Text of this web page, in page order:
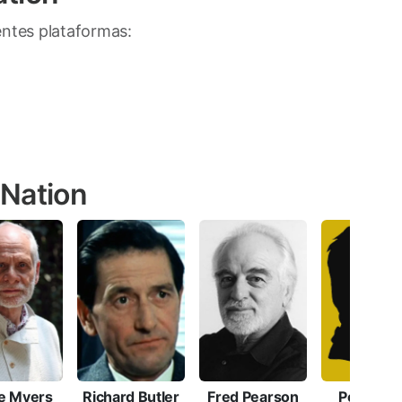
plataformas:
Myers Richard Butler Fred Pearson Peggy